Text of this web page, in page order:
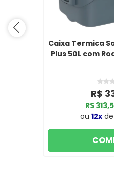
Caixa Termica
Plus 50L com
R$
R$
ou 12x de